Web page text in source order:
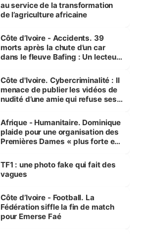
au service de la transformation
de l’agriculture africaine
Côte d’Ivoire - Accidents. 39
morts après la chute d’un car
dans le fleuve Bafing : Un lecteur
des Transports
Côte d'Ivoire. Cybercriminalité : Il
menace de publier les vidéos de
nudité d’une amie qui refuse ses
Afrique - Humanitaire. Dominique
plaide pour une organisation des
Premières Dames « plus forte et
sur la scène internationale »
TF1 : une photo fake qui fait des
vagues
Côte d’Ivoire - Football. La
Fédération siffle la fin de match
pour Emerse Faé